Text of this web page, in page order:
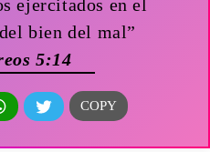
ejercitados en el
bien del mal”
5:14